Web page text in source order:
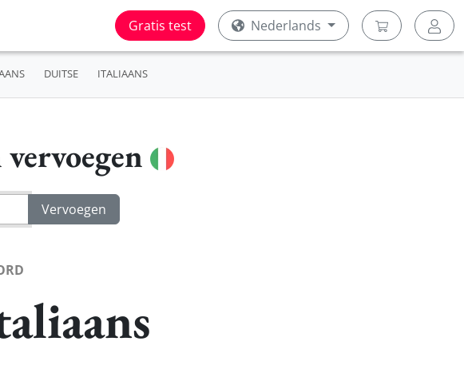
Gratis test Nederlands
DUITSE ITALIAANS